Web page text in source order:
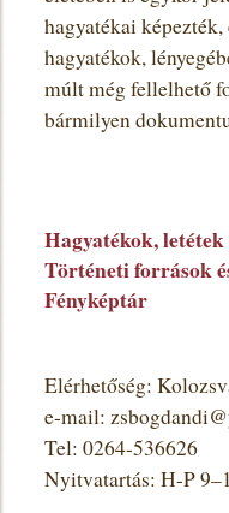
hagyatékai
hagyatékok,
múlt még fellelhető
bármilyen
Hagyatékok, letétek
Történeti források
Fényképtár
Elérhetőség:
e-mail:
Tel: 0264-536626
Nyitvatartás: H-P